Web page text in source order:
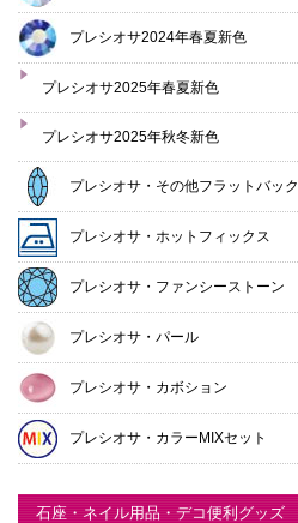
プレシオサ2024年春夏新色
プレシオサ2025年春夏新色
プレシオサ2025年秋冬新色
プレシオサ・その他フラットバック
プレシオサ・ホットフィックス
プレシオサ・ファンシーストーン
プレシオサ・パール
プレシオサ・カボション
プレシオサ・カラーMIXセット
石座・ネイル用品・デコ便利グッズ